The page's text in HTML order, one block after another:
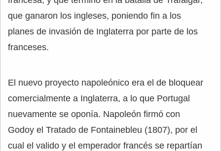
que ganaron los ingleses, poniendo fin a los
planes de invasión de Inglaterra por parte de los
franceses.
El nuevo proyecto napoleónico era el de bloquear
comercialmente a Inglaterra, a lo que Portugal
nuevamente se oponía. Napoleón firmó con
Godoy el Tratado de Fontainebleu (1807), por el
cual el valido y el emperador francés se repartían